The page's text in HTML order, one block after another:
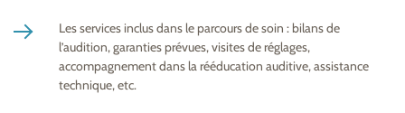
Les services inclus dans le parcours de soin : bilans de
l’audition, garanties prévues, visites de réglages,
accompagnement dans la rééducation auditive, assistance
technique, etc.